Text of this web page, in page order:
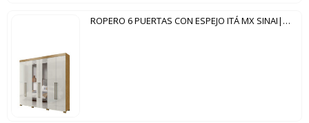
ROPERO 6 PUERTAS CON ESPEJO ITÁ MX SINAI|OFF WHITE